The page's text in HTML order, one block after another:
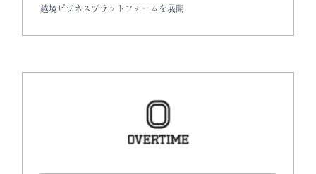
越境ビジネスプラットフォームを展開